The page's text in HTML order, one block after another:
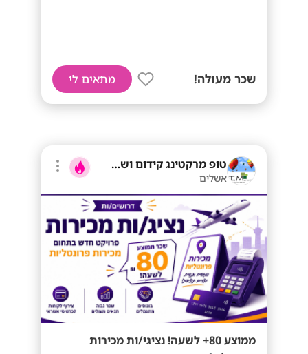
שכר מעולה! מתאים לי
טופ מרקטינג קידום ושיווק בע"מ
אשלים
ממוצע 80+ לשעה! נציגי/ות מכירות